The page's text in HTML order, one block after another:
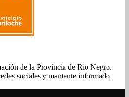
de la Provincia de Río Negro.
sociales y mantente informado.